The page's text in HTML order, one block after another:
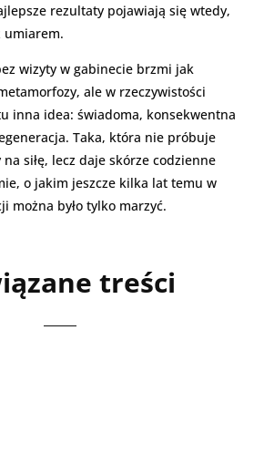
rezultaty pojawiają się wtedy,
umiarem.
wizyty w gabinecie brzmi jak
ale w rzeczywistości
inna idea: świadoma, konsekwentna
Taka, która nie próbuje
siłę, lecz daje skórze codzienne
o jakim jeszcze kilka lat temu w
można było tylko marzyć.
treści